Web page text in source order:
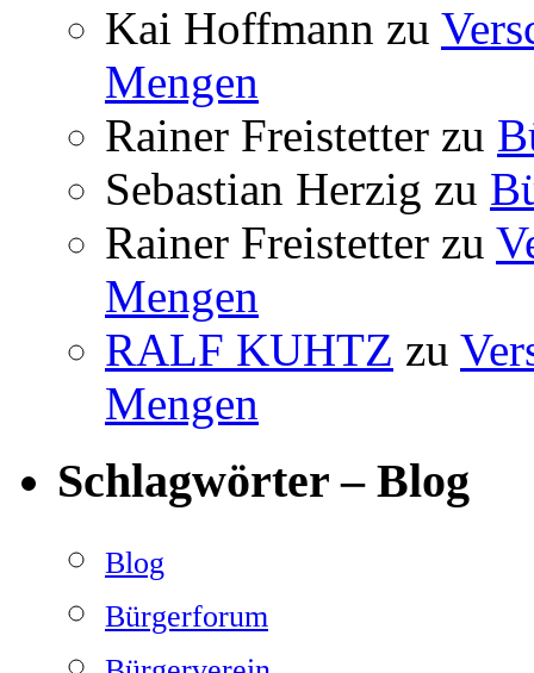
Kai Hoffmann zu
Mengen
Rainer Freistetter zu
Sebastian Herzig zu
Rainer Freistetter zu
Mengen
RALF KUHTZ zu
Mengen
Schlagwörter – Blog
Blog
Bürgerforum